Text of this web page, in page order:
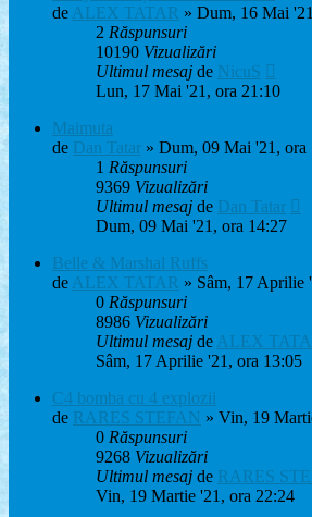
de ALEX TATAR » Dum, 16 Mai
2 Răspunsuri
10190 Vizualizări
Ultimul mesaj de NicuS
Lun, 17 Mai '21, ora 21:10
Maimuta
de Dan Tatar » Dum, 09 Mai '21, ora
1 Răspunsuri
9369 Vizualizări
Ultimul mesaj de Dan Tatar
Dum, 09 Mai '21, ora 14:27
Belle & Marshal Ruffs
de ALEX TATAR » Sâm, 17 Aprilie
0 Răspunsuri
8986 Vizualizări
Ultimul mesaj de ALEX
Sâm, 17 Aprilie '21, ora 13:05
C4 bomba cu 4 explozii
de RARES STEFAN » Vin, 19
0 Răspunsuri
9268 Vizualizări
Ultimul mesaj de RARES
Vin, 19 Martie '21, ora 22:24